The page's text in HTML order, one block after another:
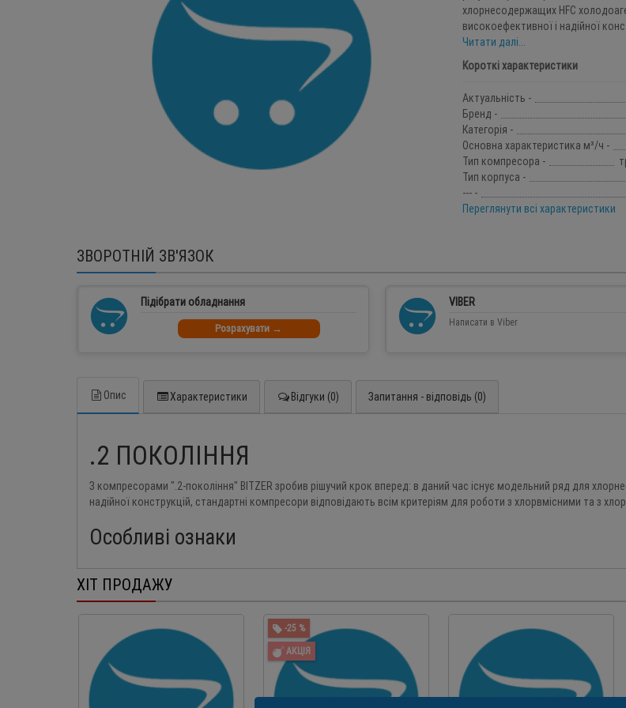
хлорнесодержащих HFC
високоефективної і надійної
Читати далі...
Короткі характеристики
Актуальність -
Бренд -
Категорія -
Основна характеристика м³/ч -
Тип компресора -
Тип корпуса -
--- -
Переглянути всі характеристики
ЗВОРОТНІЙ ЗВ'ЯЗОК
Підібрати обладнання
Розрахувати →
VIBER
Написати в Viber
Опис Характеристики Відгуки (0) Запитання - відповідь (0)
.2 ПОКОЛІННЯ
З компресорами ".2-покоління" BITZER зробив рішучий крок вперед: в даний час існує модельний ряд для
надійної конструкцій, стандартні компресори відповідають всім критеріям для роботи з хлорвмісними та з
Особливі ознаки
ХІТ ПРОДАЖУ
-25 %
АКЦІЯ